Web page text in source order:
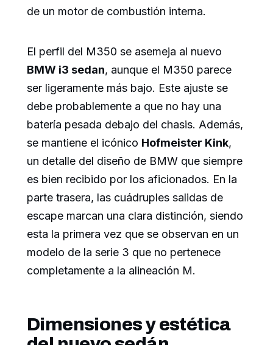
de un motor de combustión interna.
El perfil del M350 se asemeja al nuevo
BMW i3 sedan, aunque el M350 parece
ser ligeramente más bajo. Este ajuste se
debe probablemente a que no hay una
batería pesada debajo del chasis. Además,
se mantiene el icónico Hofmeister Kink,
un detalle del diseño de BMW que siempre
es bien recibido por los aficionados. En la
parte trasera, las cuádruples salidas de
escape marcan una clara distinción, siendo
esta la primera vez que se observan en un
modelo de la serie 3 que no pertenece
completamente a la alineación M.
Dimensiones y estética